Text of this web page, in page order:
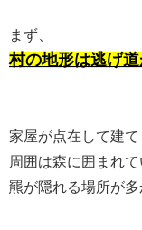
まず、
村の地形は逃げ
家屋が点在して建て
周囲は森に囲まれて
羆が隠れる場所が多